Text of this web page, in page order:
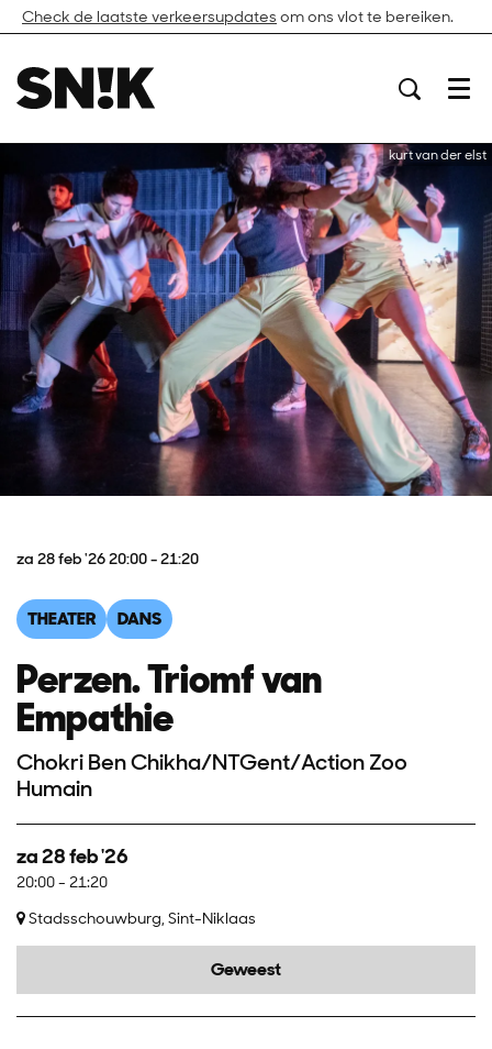
Check de laatste verkeersupdates om ons vlot te bereiken.
Menu
kurt van der elst
THEATER DANS
Perzen. Triomf van
Empathie
Chokri Ben Chikha/NTGent/Action Zoo
Humain
za 28 feb '2620:00 - 21:20
za 28 feb '26
20:00- 21:20
Stadsschouwburg, Sint-Niklaas
Geweest